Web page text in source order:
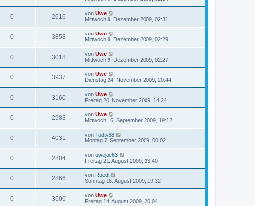
0 2616 von Uwe
Mittwoch 9. Dezember 2009, 02:31
0 3858 von Uwe
Mittwoch 9. Dezember 2009, 02:29
0 3018 von Uwe
Mittwoch 9. Dezember 2009, 02:27
0 3937 von Uwe
Dienstag 24. November 2009, 20:44
0 3160 von Uwe
Freitag 20. November 2009, 14:24
0 2983 von Uwe
Mittwoch 16. September 2009, 19:12
0 4031 von Todty68
Montag 7. September 2009, 00:02
0 2804 von uwejoe63
Freitag 21. August 2009, 23:40
0 2866 von Ruedi
Sonntag 16. August 2009, 19:32
0 3606 von Uwe
Freitag 14. August 2009, 20:04